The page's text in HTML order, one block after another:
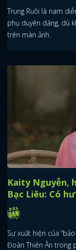
Trung Ruồi là nam
phụ duyên dáng, dù
trên màn ảnh.
Kaity Nguyễn,
Bạc Liêu: Có
Sự xuất hiện của
Đoàn Thiên Ân trong